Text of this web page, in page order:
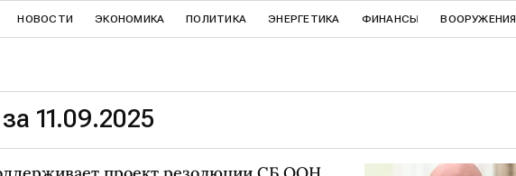
НОВОСТИ ЭКОНОМИКА ПОЛИТИКА ЭНЕРГЕТИКА ФИНАНСЫ ВООРУЖЕНИЯ
11.09.2025